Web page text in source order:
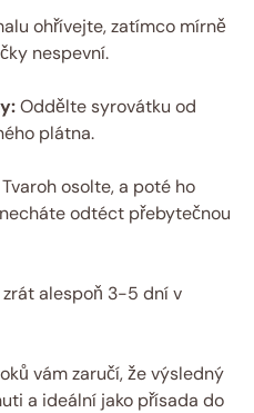
ohřívejte, zatímco mírně
nespevní.
Oddělte syrovátku od
plátna.
Tvaroh osolte, a poté ho
odtéct přebytečnou
alespoň 3-5 dní v
vám zaručí, že výsledný
a ideální jako přísada do